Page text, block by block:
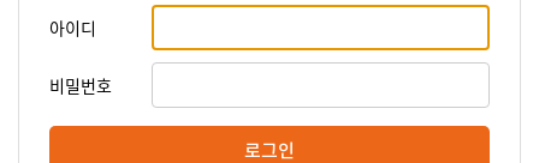
아이디
비밀번호
로그인